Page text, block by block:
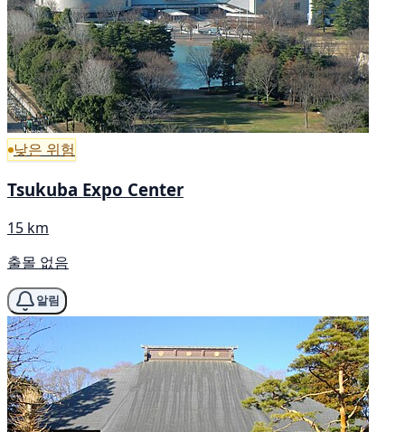
낮은 위험
Tsukuba Expo Center
15 km
출몰 없음
알림